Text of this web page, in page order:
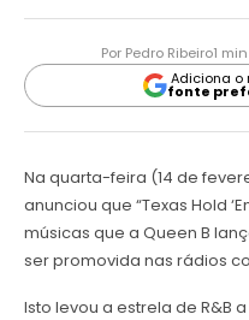
Por Pedro Ribeiro1
Adiciona o
fonte
Na quarta-feira (14 de
anunciou que “Texas Hold
músicas que a Queen B
ser promovida nas rádios
Isto levou a estrela de R&B